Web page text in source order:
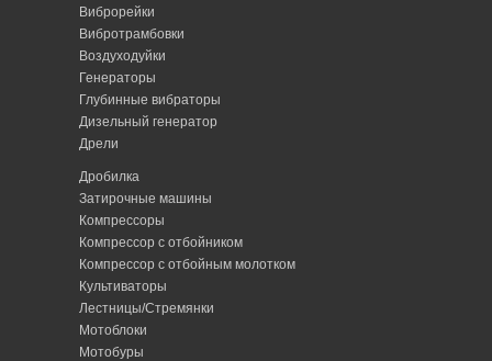
Виброрейки
Вибротрамбовки
Воздуходуйки
Генераторы
Глубинные вибраторы
Дизельный генератор
Дрели
Дробилка
Затирочные машины
Компрессоры
Компрессор с отбойником
Компрессор с отбойным молотком
Культиваторы
Лестницы/Стремянки
Мотоблоки
Мотобуры